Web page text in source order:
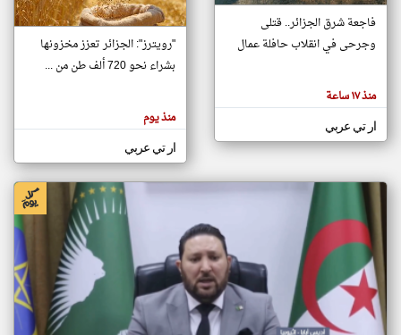
تغيير الدولة
اخبار الجزائر على مدار الساعة
أهم اخبار الجزائر العاجلة والمباشرة
المقالات
الموجوده
هنا عن
وجهة
نظر
كاتبيها.
فاجعة شرق الجزائر.. قتلى
وجرحى في انقلاب حافلة عمال
منذ ١٧ ساعة
ار تي عربي
"رويترز": الجزائر تعزز مخزونها
بشراء نحو 720 ألف طن من ...
منذ يوم
ار تي عربي
klyoum.com